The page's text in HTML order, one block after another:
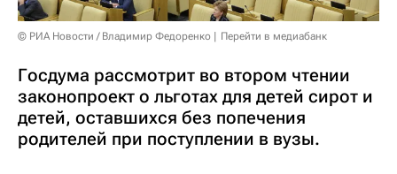
© РИА Новости / Владимир Федоренко Перейти в медиабанк
Госдума рассмотрит во втором чтении
законопроект о льготах для детей сирот и
детей, оставшихся без попечения
родителей при поступлении в вузы.